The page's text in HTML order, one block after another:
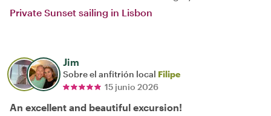
Private Sunset sailing in Lisbon
Jim
Sobre el anfitrión local Filipe
15 junio 2026
An excellent and beautiful excursion!